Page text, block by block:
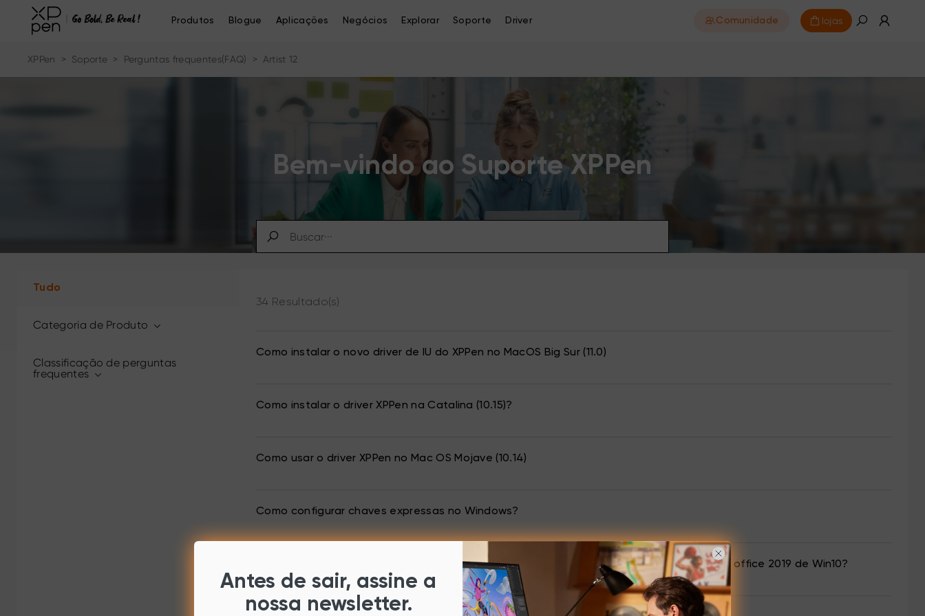
Produtos Blogue Aplicações Negócios Explorar Soporte Driver Comunidade lojas
XPPen > Soporte > Perguntas frequentes(FAQ) > Artist 12
Bem-vindo ao Suporte XPPen
Tudo
Categoria de Produto
Classificação de perguntas
frequentes
34 Resultado(s)
Como instalar o novo driver de IU do XPPen no MacOS Big Sur (11.0)
Como instalar o driver XPPen na Catalina (10.15)?
Como usar o driver XPPen no Mac OS Mojave (10.14)
Como configurar chaves expressas no Windows?
Como assinar / escrever à mão e usar a função Conversão de tinta para matemática no office 2019 de Win10?
Antes de sair, assine a
nossa newsletter.